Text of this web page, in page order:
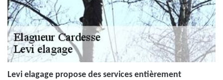
Levi elagage propose des services entièrement